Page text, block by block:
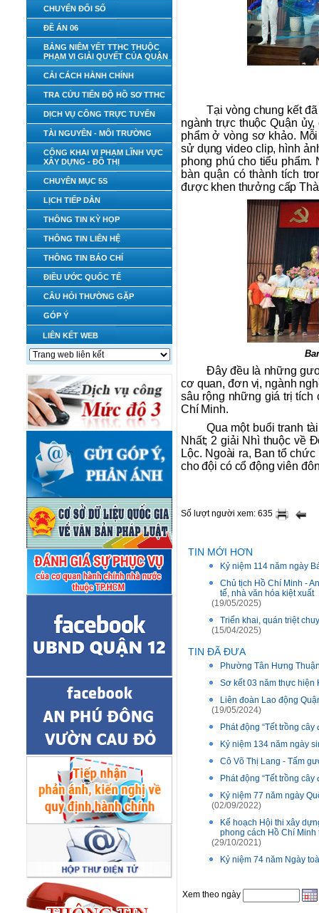
CHUYỂN ĐỔI SỐ
ĐỀ ÁN 06
BẢNG NIÊM YẾT TTHC THUỘC
PHẠM VI GIẢI QUYẾT CỦA QUẬN
CẢI CÁCH HÀNH CHÍNH
TRA CỨU TIẾN ĐỘ HỒ SƠ TTHC
DỊCH VỤ CÔNG TRỰC TUYẾN
TÀI NGUYÊN - MÔI TRƯỜNG
CÔNG KHAI VI PHẠM LĨNH VỰC
XÂY DỰNG - ĐÔ THỊ
CHUYÊN MỤC 5S
LỊCH TIẾP DÂN
THÔNG TIN KỲ HỌP
THÔNG TIN LIÊN HỆ
THÔNG TIN BÁO CHÍ
ĐIỀU ƯỚC QUỐC TẾ
CÂU HỎI THƯỜNG GẶP
GÓP Ý
LIÊN KẾT WEB
Tại vòng chung kết
ngành trực thuộc Quận
phẩm ở vòng sơ khảo.
sử dụng video clip, hình
phong phú cho tiểu phẩm.
bàn quận có thành tích
được khen thưởng cấp
Đây đều là những
cơ quan, đơn vị, ngành
sâu rộng những giá trị tích
Chí Minh.
Qua một buổi tranh
Nhất; 2 giải Nhì thuộc về
Lộc. Ngoài ra, Ban tổ
cho đội có cổ động viên
Số lượt người xem: 635
TIN MỚI HƠN
Kỷ niệm 114 năm ngày
Chủ tịch Hồ Chí Minh -
tế, nhà văn hóa kiệt xuất
(19/05/2025)
Triển khai, quán triệt
(15/04/2025)
TIN ĐÃ ĐƯA
Phường Tân Hưng
Sơ kết 03 năm thực hiện
Liên đoàn Lao động
(19/05/2024)
Phát động “Tết trồng
Kỷ niệm 134 năm ngày
Cô Võ Thị Lang - Tấm
Phát động “Tết trồng
Kỷ niệm 77 năm ngày
(02/09/2022)
Kế hoạch Hội thi xây
phong cách Hồ Chí
(29/10/2021)
Kỷ niệm 74 năm Ngày
Xem theo ngày